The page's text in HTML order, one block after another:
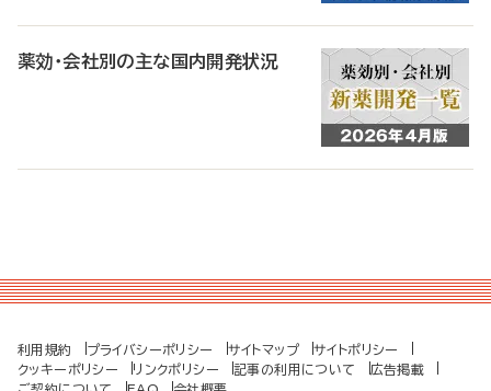
薬効・会社別の主な国内開発状況
利用規約 プライバシーポリシー サイトマップ
サイトポリシー
クッキーポリシー
リンクポリシー 記事の利用について
広告掲載